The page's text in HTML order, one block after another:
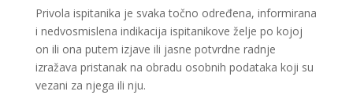
Privola ispitanika je svaka točno određena, informirana
i nedvosmislena indikacija ispitanikove želje po kojoj
on ili ona putem izjave ili jasne potvrdne radnje
izražava pristanak na obradu osobnih podataka koji su
vezani za njega ili nju.